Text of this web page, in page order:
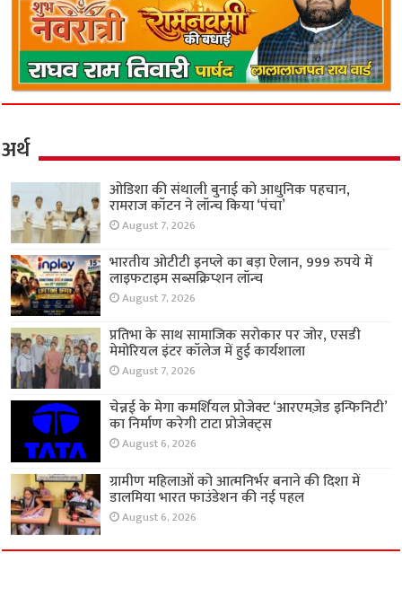
अर्थ
ओडिशा की संथाली बुनाई को आधुनिक पहचान,
रामराज कॉटन ने लॉन्च किया ‘पंचा’
August 7, 2026
भारतीय ओटीटी इनप्ले का बड़ा ऐलान, 999 रुपये में
लाइफटाइम सब्सक्रिप्शन लॉन्च
August 7, 2026
प्रतिभा के साथ सामाजिक सरोकार पर जोर, एसडी
मेमोरियल इंटर कॉलेज में हुई कार्यशाला
August 7, 2026
चेन्नई के मेगा कमर्शियल प्रोजेक्ट ‘आरएमज़ेड इन्फिनिटी’
का निर्माण करेगी टाटा प्रोजेक्ट्स
August 6, 2026
ग्रामीण महिलाओं को आत्मनिर्भर बनाने की दिशा में
डालमिया भारत फाउंडेशन की नई पहल
August 6, 2026